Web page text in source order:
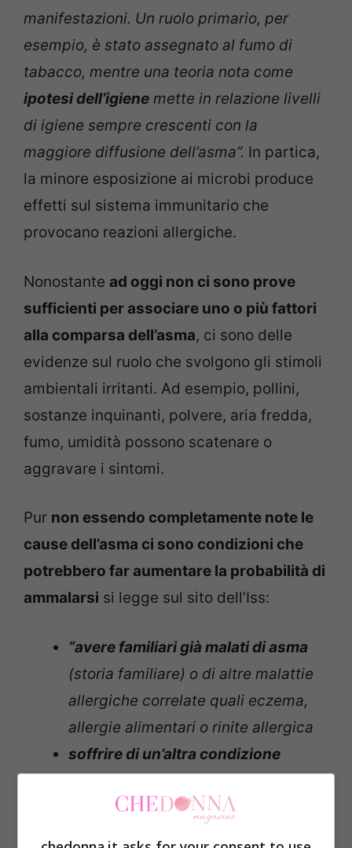
manifestazioni. Un ruolo primario, per
esempio, è stato assegnato al fumo di
tabacco, mentre una teoria nota come
ipotesi dell’igiene mette in relazione livelli
di igiene sempre crescenti con la
maggiore diffusione dell’asma”. In partica,
la minore esposizione ai microbi produce
effetti sul sistema immunitario che
provocano reazioni allergiche.
Nonostante ad oggi non ci sono prove
sufficienti per associare uno o più fattori
alla comparsa dell’asma, ci sono delle
evidenze sul ruolo che svolgono gli stimoli
ambientali irritanti. Ad esempio, pollini,
sostanze inquinanti, polvere, aria fredda,
fumo, umidità possono scatenare o
aggravare i sintomi.
Pur non essendo completamente note le
cause dell’asma ci sono condizioni che
potrebbero far aumentare la probabilità di
ammalarsi si legge sul sito dell’Iss:
“avere familiari già malati di asma
(storia familiare) o di altre malattie
allergiche correlate quali eczema,
allergie alimentari o rinite allergica
soffrire di un’altra condizione
aver sofferto di bronchiolite da